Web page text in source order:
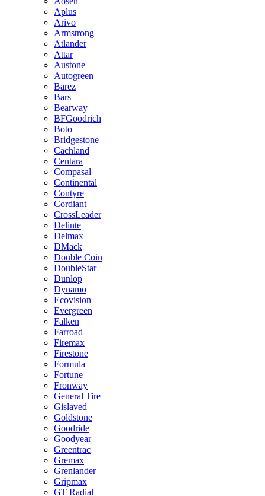
Aplus
Arivo
Armstrong
Atlander
Attar
Austone
Autogreen
Barez
Bars
Bearway
BFGoodrich
Boto
Bridgestone
Cachland
Centara
Compasal
Continental
Contyre
Cordiant
CrossLeader
Delinte
Delmax
DMack
Double Coin
DoubleStar
Dunlop
Dynamo
Ecovision
Evergreen
Falken
Farroad
Firemax
Firestone
Formula
Fortune
Fronway
General Tire
Gislaved
Goldstone
Goodride
Goodyear
Greentrac
Gremax
Grenlander
Gripmax
GT Radial